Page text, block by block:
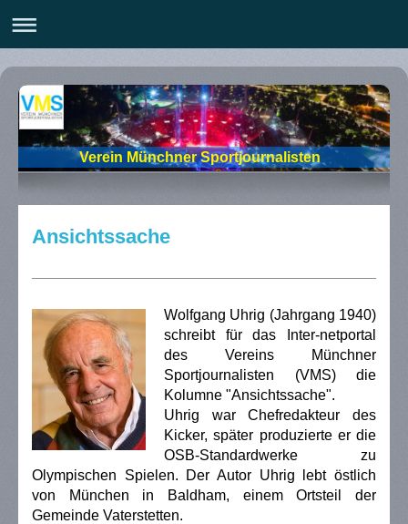
Verein Münchner Sportjournalisten
Ansichtssache
Wolfgang Uhrig (Jahrgang 1940)
schreibt für das Inter-netportal
des Vereins Münchner
Sportjournalisten (VMS) die
Kolumne "Ansichtssache".
Uhrig war Chefredakteur des
Kicker, später produzierte er die
OSB-Standardwerke zu
Olympischen Spielen. Der Autor Uhrig lebt östlich
von München in Baldham, einem Ortsteil der
Gemeinde Vaterstetten.